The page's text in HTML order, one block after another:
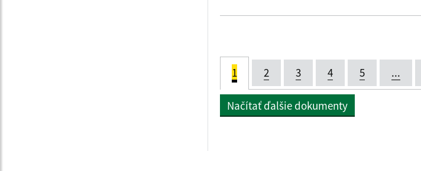
1 2 3 4 5 ...
Načítať ďalšie dokumenty